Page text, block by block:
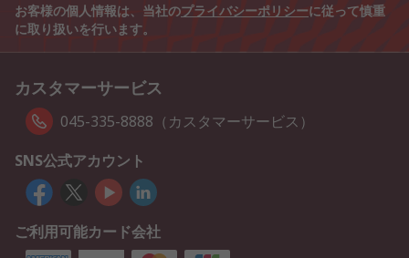
お客様の個人情報は、当社のプライバシーポリシーに従って慎重
に取り扱いを行います。
カスタマーサービス
045-335-8888（カスタマーサービス）
SNS公式アカウント
ご利用可能カード会社